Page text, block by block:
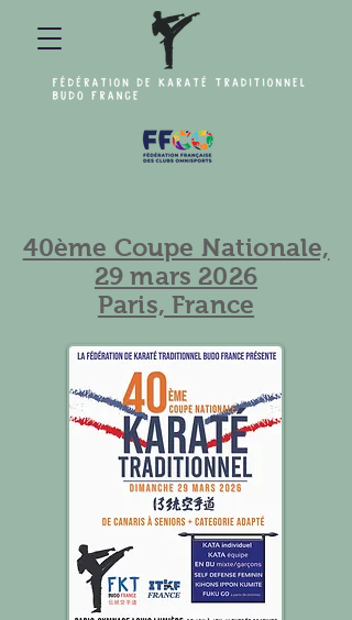
40ème Coupe Nationale,
29 mars 2026
Paris, France